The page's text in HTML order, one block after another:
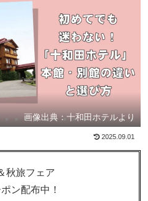
画像出典：十和田ホテルより
2025.09.01
秋旅フェア
ン配布中！